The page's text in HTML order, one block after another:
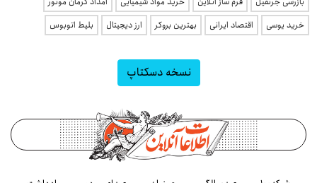
خرید یوسی
اقتصاد ایرانی بهترین بروکر ارز دیجیتال بلیط اتوبوس
نسخه دسکتاپ